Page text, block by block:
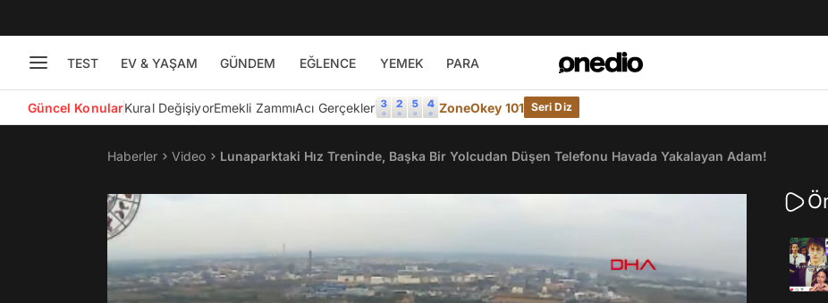
TEST EV & YAŞAM GÜNDEM EĞLENCE YEMEK PARA
Güncel KonularKural DeğişiyorEmekli ZammıAcı Gerçekler ZoneOkey 101 Seri Diz
Haberler Video Lunaparktaki Hız Treninde, Başka Bir Yolcudan Düşen Telefonu Havada Yakalayan Adam!